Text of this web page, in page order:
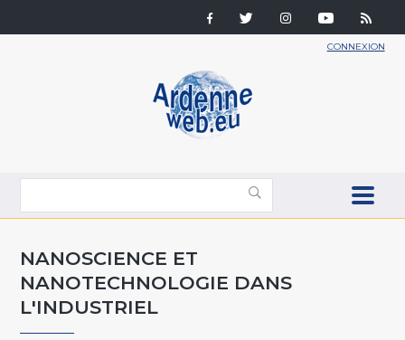
CONNEXION
NANOSCIENCE ET
NANOTECHNOLOGIE DANS
L'INDUSTRIEL